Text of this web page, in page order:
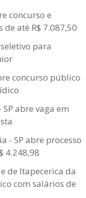
concurso e
até R$ 7.087,50
para
concurso público
SP abre vaga em
- SP abre processo
4.248,98
de Itapecerica da
com salários de